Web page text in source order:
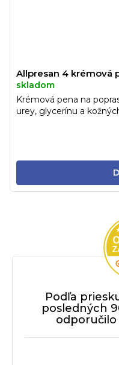
Allpresan 4 krémová
skladom
Krémová pena na
urey, glycerínu a
Podľa
posledných
odporučilo